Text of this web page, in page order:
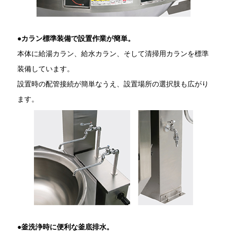
●カラン標準装備で設置作業が簡単。
本体に給湯カラン、給水カラン、そして清掃用カランを標準
装備しています。
設置時の配管接続が簡単なうえ、設置場所の選択肢も広がり
ます。
●釜洗浄時に便利な釜底排水。